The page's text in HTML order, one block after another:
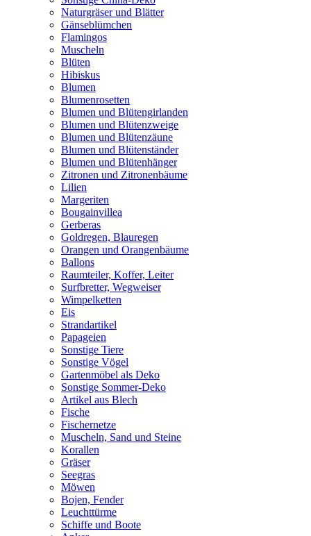
Naturgräser und Blätter
Gänseblümchen
Flamingos
Muscheln
Blüten
Hibiskus
Blumen
Blumenrosetten
Blumen und Blütengirlanden
Blumen und Blütenzweige
Blumen und Blütenzäune
Blumen und Blütenständer
Blumen und Blütenhänger
Zitronen und Zitronenbäume
Lilien
Margeriten
Bougainvillea
Gerberas
Goldregen, Blauregen
Orangen und Orangenbäume
Ballons
Raumteiler, Koffer, Leiter
Surfbretter, Wegweiser
Wimpelketten
Eis
Strandartikel
Papageien
Sonstige Tiere
Sonstige Vögel
Gartenmöbel als Deko
Sonstige Sommer-Deko
Artikel aus Blech
Fische
Fischernetze
Muscheln, Sand und Steine
Korallen
Gräser
Seegras
Möwen
Bojen, Fender
Leuchttürme
Schiffe und Boote